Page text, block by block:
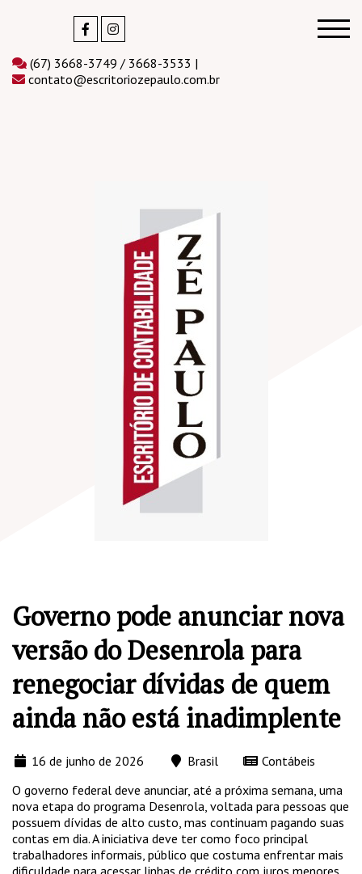
(67) 3668-3749 / 3668-3533 |
contato@escritoriozepaulo.com.br
Governo pode anunciar nova
versão do Desenrola para
renegociar dívidas de quem
ainda não está inadimplente
16 de junho de 2026 Brasil
Contábeis
O governo federal deve anunciar, até a próxima semana, uma
nova etapa do programa Desenrola, voltada para pessoas que
possuem dívidas de alto custo, mas continuam pagando suas
contas em dia. A iniciativa deve ter como foco principal
trabalhadores informais, público que costuma enfrentar mais
dificuldade para acessar linhas de crédito com juros menores.